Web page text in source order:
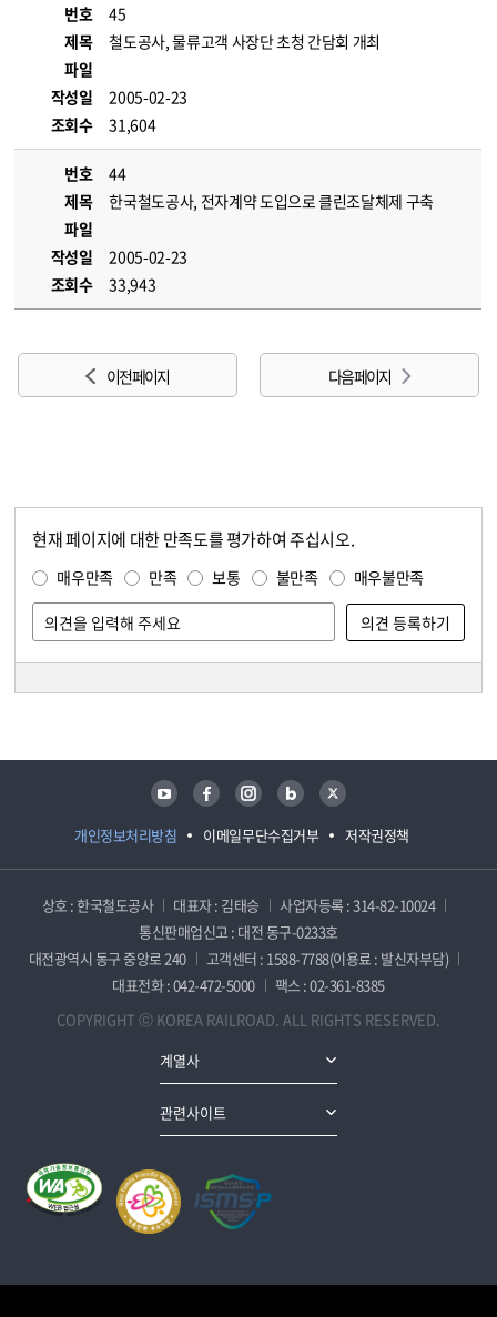
번호
45
제목
철도공사, 물류고객 사장단 초청 간담회 개최
파일
작성일
2005-02-23
조회수
31,604
번호
44
제목
한국철도공사, 전자계약 도입으로 클린조달체제 구축
파일
작성일
2005-02-23
조회수
33,943
이전 페이지 다음 페이지
현재 페이지에 대한 만족도를 평가하여 주십시오.
매우만족 만족 보통 불만족 매우불만족
개인정보처리방침 이메일무단수집거부 저작권정책
유튜브 페이스북 인스타그램 블로그 트위터
상호 : 한국철도공사 대표자 : 김태승
사업자등록 : 314-82-10024
통신판매업신고 : 대전 동구-0233호
대전광역시 동구 중앙로 240
고객센터 : 1588-7788(이용료 : 발신자부담)
대표전화 : 042-472-5000
팩스 : 02-361-8385
COPYRIGHT ⓒ KOREA RAILROAD. ALL RIGHTS RESERVED.
계열사
관련사이트